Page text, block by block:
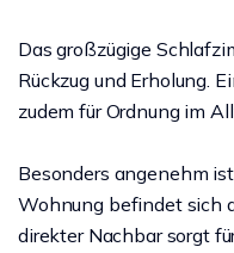
Das großzügige
Rückzug und Erholung.
zudem für Ordnung im
Besonders angenehm
Wohnung befindet sich
direkter Nachbar sorgt